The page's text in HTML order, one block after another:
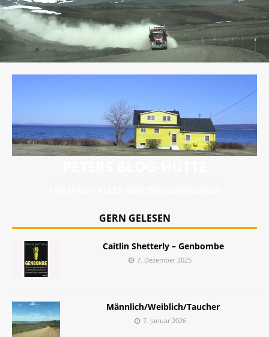
GERN GELESEN
Caitlin Shetterly – Genbombe
7. Dezember 2025
Männlich/Weiblich/Taucher
7. Januar 2026